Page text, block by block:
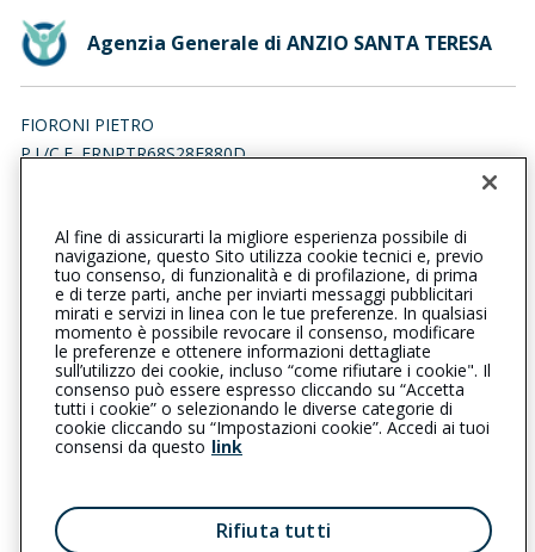
Agenzia Generale di ANZIO SANTA TERESA
FIORONI PIETRO
P.I./C.F. FRNPTR68S28F880D
069846693 0681151667
anziosantateresa@cattolica.it
fio.pie@pec.it
L’intermediario è soggetto al controllo dell’IVASS. Consulta il
Registro RUI al seguentelink
Privacy | Cookie |
Il Gruppo Generali
Al fine di assicurarti la migliore esperienza possibile di
navigazione, questo Sito utilizza cookie tecnici e, previo
tuo consenso, di funzionalità e di profilazione, di prima
e di terze parti, anche per inviarti messaggi pubblicitari
mirati e servizi in linea con le tue preferenze. In qualsiasi
momento è possibile revocare il consenso, modificare
le preferenze e ottenere informazioni dettagliate
sull’utilizzo dei cookie, incluso “come rifiutare i cookie". Il
consenso può essere espresso cliccando su “Accetta
tutti i cookie” o selezionando le diverse categorie di
cookie cliccando su “Impostazioni cookie”. Accedi ai tuoi
consensi da questo link
Rifiuta tutti